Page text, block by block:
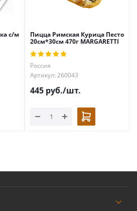
с/м
Пицца Римская Курица Песто
20см*30см 470г MARGARETTI
Россия
Артикул: 260043
445 руб./шт.